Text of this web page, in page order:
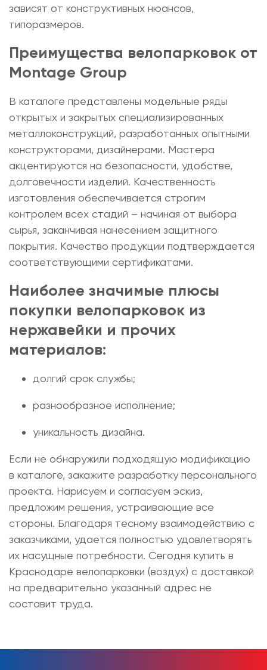
зависят от конструктивных нюансов,
типоразмеров.
Преимущества велопарковок от
Montage Group
В каталоге представлены модельные ряды
открытых и закрытых специализированных
металлоконструкций, разработанных опытными
конструкторами, дизайнерами. Мастера
акцентируются на безопасности, удобстве,
долговечности изделий. Качественность
изготовления обеспечивается строгим
контролем всех стадий – начиная от выбора
сырья, заканчивая нанесением защитного
покрытия. Качество продукции подтверждается
соответствующими сертификатами.
Наиболее значимые плюсы
покупки велопарковок из
нержавейки и прочих
материалов:
долгий срок службы;
разнообразное исполнение;
уникальность дизайна.
Если не обнаружили подходящую модификацию
в каталоге, закажите разработку персонального
проекта. Нарисуем и согласуем эскиз,
предложим решения, устраивающие все
стороны. Благодаря тесному взаимодействию с
заказчиками, удается полностью удовлетворять
их насущные потребности. Сегодня купить в
Краснодаре велопарковки (воздух) с доставкой
на предварительно указанный адрес не
составит труда.